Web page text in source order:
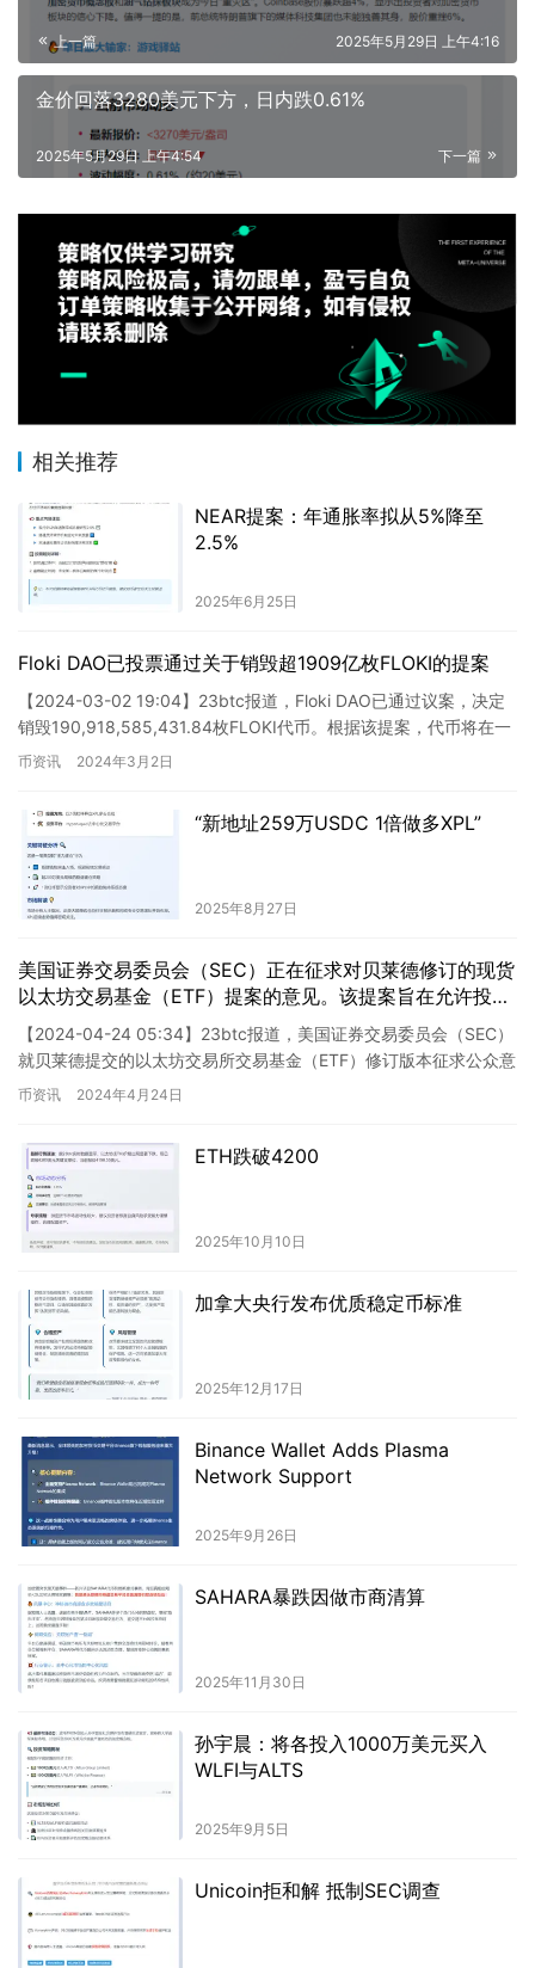
上一篇 2025年5月29日 上午4:16
金价回落3280美元下方，日内跌0.61%
下一篇
2025年5月29日 上午4:54
相关推荐
NEAR提案：年通胀率拟从5%降至
2.5%
2025年6月25日
Floki DAO已投票通过关于销毁超1909亿枚FLOKI的提案
【2024-03-02 19:04】23btc报道，Floki DAO已通过议案，决定
销毁190,918,585,431.84枚FLOKI代币。根据该提案，代币将在一
周内完成销毁。…
币资讯 2024年3月2日
“新地址259万USDC 1倍做多XPL”
2025年8月27日
美国证券交易委员会（SEC）正在征求对贝莱德修订的现货
以太坊交易基金（ETF）提案的意见。该提案旨在允许投资
者通过在期货市场之外进行现货交易，获得以太坊的投资回
报。SEC希望倾听公众对提案的看法，包括对ETF的结构和
潜在市场影响的意见。这一举措表明SEC对数字资产投资工
具的监管态度正在逐渐开放和创新。
【2024-04-24 05:34】23btc报道，美国证券交易委员会（SEC）
就贝莱德提交的以太坊交易所交易基金（ETF）修订版本征求公众意
见。贝莱德于2023年11月提出该ET…
币资讯 2024年4月24日
ETH跌破4200
2025年10月10日
加拿大央行发布优质稳定币标准
2025年12月17日
Binance Wallet Adds Plasma
Network Support
2025年9月26日
SAHARA暴跌因做市商清算
2025年11月30日
孙宇晨：将各投入1000万美元买入
WLFI与ALTS
2025年9月5日
Unicoin拒和解 抵制SEC调查